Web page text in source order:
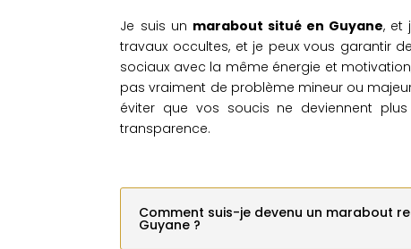
Je suis un marabout situé en Guyane, et
travaux occultes, et je peux vous garantir
sociaux avec la même énergie et
pas vraiment de problème mineur ou
éviter que vos soucis ne deviennent
transparence.
Comment suis-je devenu un marabout
Guyane ?